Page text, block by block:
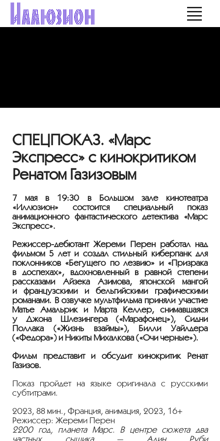
СПЕЦПОКАЗ. «Марс
Экспресс» с кинокритиком
Ренатом Газизовым
7 мая в 19:30 в Большом зале кинотеатра
«Иллюзион» состоится специальный показ
анимационного фантастического детектива «Марс
Экспресс».
Режиссер-дебютантЖереми Перен работал над
фильмом 5 лет и создал стильный киберпанк для
поклонников «Бегущего по лезвию» и «Призрака
в доспехах», вдохновленный в равной степени
рассказами Айзека Азимова, японской мангой
и французскими и бельгийскими графическими
романами. В озвучке мультфильма приняли участие
Матье Амальрик и Марта Келлер, снимавшаяся
у Джона Шлезингера («Марафонец»), Сидни
Поллака («Жизнь взаймы»), Билли Уайлдера
(«Федора») и Никиты Михалкова («Очи черные»).
Фильм представит и обсудит кинокритик Ренат
Газизов.
Показ пройдет на языке оригинала с русскими
субтитрами.
2023, 88 мин., Франция, анимация, 2023, 16+
Режиссер: Жереми Перен
2200 год, планета Марс. В центре сюжета два
частных сыщика — Алин Руби